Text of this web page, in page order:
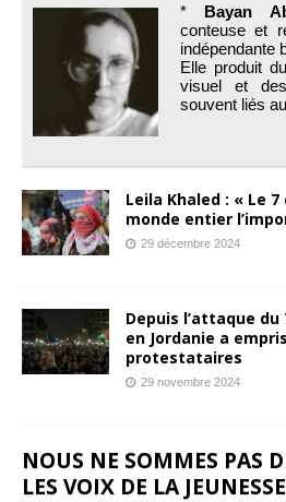
* Bayan
conteuse et
indépendante
Elle produit
visuel et
souvent liés
Leila Khaled : « Le
monde entier
29 décembre 2024
Depuis l’attaque
en Jordanie a
protestataires
29 novembre 2024
NOUS NE SOMMES PAS
LES VOIX DE LA